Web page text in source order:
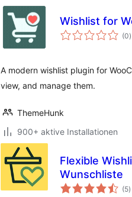
Wishlist for
(0)
A modern wishlist plugin for
view, and manage them.
ThemeHunk
900+ aktive Installationen
Flexible
Wunschliste
(5)